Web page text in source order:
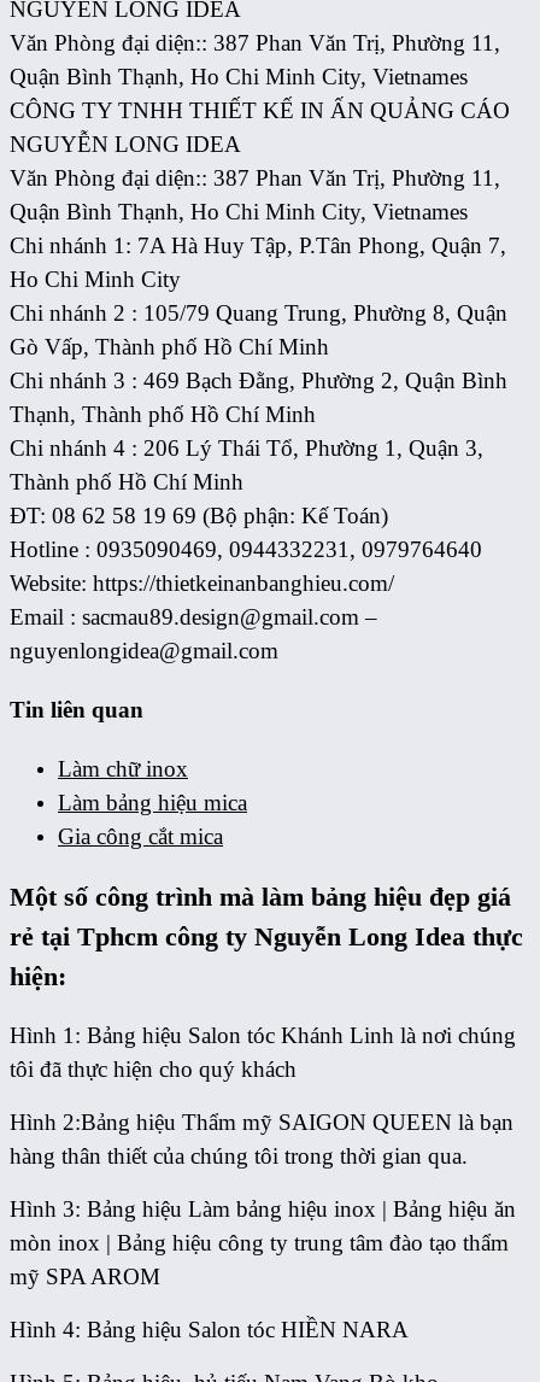
NGUYỄN LONG IDEA
Văn Phòng đại diện:: 387 Phan Văn Trị, Phường 11,
Quận Bình Thạnh, Ho Chi Minh City, Vietnames
CÔNG TY TNHH THIẾT KẾ IN ẤN QUẢNG CÁO
NGUYỄN LONG IDEA
Văn Phòng đại diện:: 387 Phan Văn Trị, Phường 11,
Quận Bình Thạnh, Ho Chi Minh City, Vietnames
Chi nhánh 1: 7A Hà Huy Tập, P.Tân Phong, Quận 7,
Ho Chi Minh City
Chi nhánh 2 : 105/79 Quang Trung, Phường 8, Quận
Gò Vấp, Thành phố Hồ Chí Minh
Chi nhánh 3 : 469 Bạch Đằng, Phường 2, Quận Bình
Thạnh, Thành phố Hồ Chí Minh
Chi nhánh 4 : 206 Lý Thái Tổ, Phường 1, Quận 3,
Thành phố Hồ Chí Minh
ĐT: 08 62 58 19 69 (Bộ phận: Kế Toán)
Hotline : 0935090469, 0944332231, 0979764640
Website: https://thietkeinanbanghieu.com/
Email : sacmau89.design@gmail.com –
nguyenlongidea@gmail.com
Tin liên quan
Làm chữ inox
Làm bảng hiệu mica
Gia công cắt mica
Một số công trình mà làm bảng hiệu đẹp giá
rẻ tại Tphcm công ty Nguyễn Long Idea thực
hiện:
Hình 1: Bảng hiệu Salon tóc Khánh Linh là nơi chúng
tôi đã thực hiện cho quý khách
Hình 2:Bảng hiệu Thẩm mỹ SAIGON QUEEN là bạn
hàng thân thiết của chúng tôi trong thời gian qua.
Hình 3: Bảng hiệu Làm bảng hiệu inox | Bảng hiệu ăn
mòn inox | Bảng hiệu công ty trung tâm đào tạo thẩm
mỹ SPA AROM
Hình 4: Bảng hiệu Salon tóc HIỀN NARA